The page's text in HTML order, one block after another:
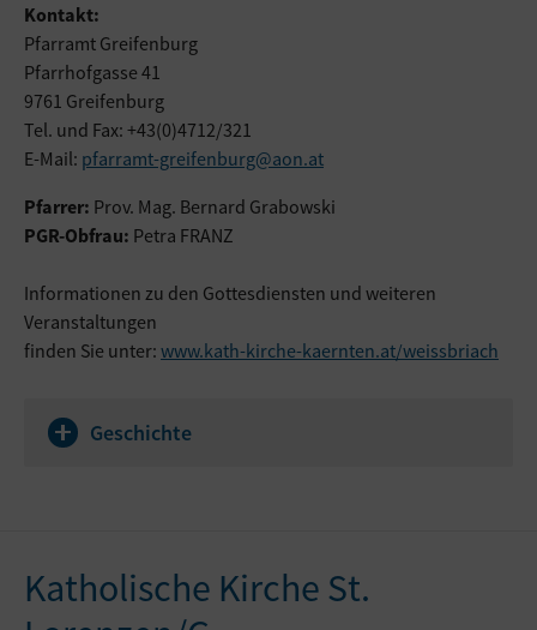
Kontakt:
Pfarramt Greifenburg
Pfarrhofgasse 41
9761 Greifenburg
Tel. und Fax: +43(0)4712/321
E-Mail: pfarramt-greifenburg@aon.at
Pfarrer: Prov. Mag. Bernard Grabowski
PGR-Obfrau: Petra FRANZ
Informationen zu den Gottesdiensten und weiteren
Veranstaltungen
finden Sie unter: www.kath-kirche-kaernten.at/weissbriach
Geschichte
Katholische Kirche St.